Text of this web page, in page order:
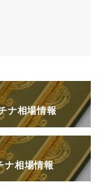
ナ相場情報
相場情報